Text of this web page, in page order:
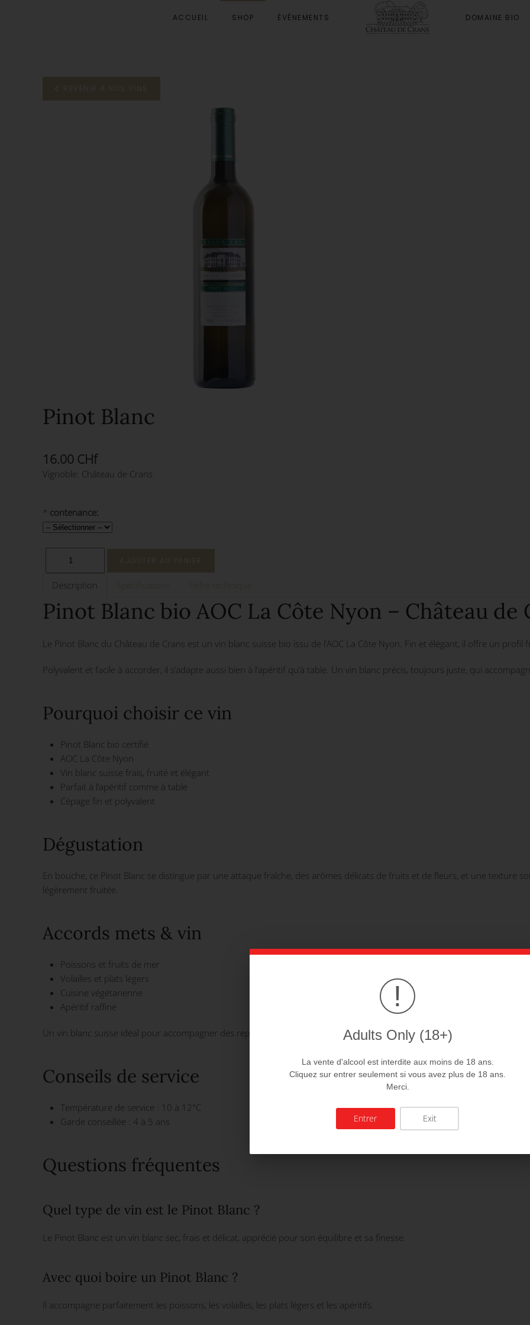
ACCUEIL SHOP ÉVÈNEMENTS DOMAINE BIO
Pinot Blanc
16.00 CHf
Vignoble: Château de Crans
* contenance:
Description
Pinot Blanc bio AOC La Côte Nyon – Château de
Le Pinot Blanc du Château de Crans est un vin blanc suisse bio issu de l’AOC La Côte Nyon. Fin et élégant, il offre un
Polyvalent et facile à accorder, il s’adapte aussi bien à l’apéritif qu’à table. Un vin blanc précis, toujours juste, qui
Pourquoi choisir ce vin
Pinot Blanc bio certifié
AOC La Côte Nyon
Vin blanc suisse frais, fruité et élégant
Parfait à l’apéritif comme à table
Cépage fin et polyvalent
Dégustation
En bouche, ce Pinot Blanc se distingue par une attaque fraîche, des arômes délicats de fruits et de fleurs, et une texture
légèrement fruitée.
Accords mets & vin
Poissons et fruits de mer
Volailles et plats légers
Cuisine végétarienne
Apéritif raffiné
Un vin blanc suisse idéal pour accompagner des repas tout en finesse.
Conseils de service
Température de service : 10 à 12°C
Garde conseillée : 4 à 5 ans
Questions fréquentes
Quel type de vin est le Pinot Blanc ?
Le Pinot Blanc est un vin blanc sec, frais et délicat, apprécié pour son équilibre et sa finesse.
Avec quoi boire un Pinot Blanc ?
Il accompagne parfaitement les poissons, les volailles, les plats légers et les apéritifs.
!
Adults Only (18+)
La vente d'alcool est interdite aux moins de 18 ans.
Cliquez sur entrer seulement si vous avez plus de 18 ans.
Merci.
Entrer Exit